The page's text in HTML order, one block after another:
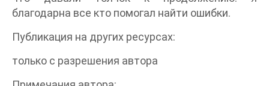
благодарна все кто помогал найти ошибки.
Публикация на других ресурсах:
только с разрешения автора